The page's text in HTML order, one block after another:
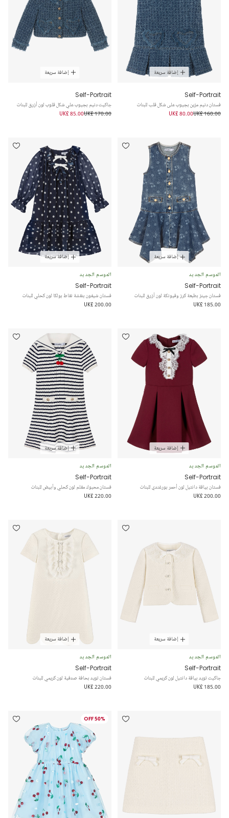
إضافة سريعة
Self-Portrait
فستان دنيم مزين بجيوب على شكل قلب للبنات
UK£ 160.00
UK£ 80.00
إضافة سريعة
Self-Portrait
جاكيت دنيم بجيوب علي شكل قلوب لون أزرق للبنات
UK£ 170.00
UK£ 85.00
إضافة سريعة
الموسم الجديد
Self-Portrait
فستان جينز بطبعة كرز وفيونكة لون أزرق للبنات
UK£ 185.00
إضافة سريعة
الموسم الجديد
Self-Portrait
فستان شيفون بنقشة نقاط بولكا لون كحلي للبنات
UK£ 200.00
إضافة سريعة
الموسم الجديد
Self-Portrait
فستان بياقة دانتيل لون أحمر بورغندي للبنات
UK£ 200.00
إضافة سريعة
الموسم الجديد
Self-Portrait
فستان محبوك مقلم لون كحلي وأبيض للبنات
UK£ 220.00
إضافة سريعة
الموسم الجديد
Self-Portrait
جاكيت تويد بياقة دانتيل لون كريمي للبنات
UK£ 185.00
إضافة سريعة
الموسم الجديد
Self-Portrait
فستان تويد بحافة صدفية لون كريمي للبنات
UK£ 220.00
50% OFF